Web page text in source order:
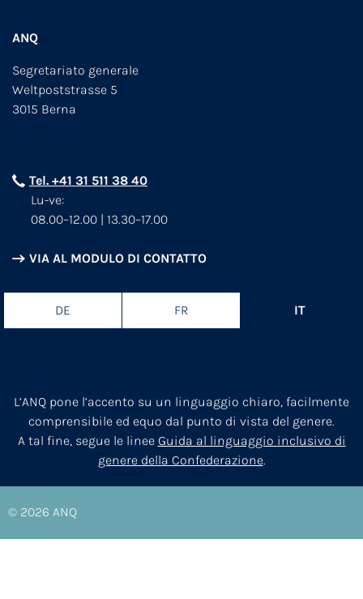
ANQ
Segretariato generale
Weltpoststrasse 5
3015 Berna
Tel. +41 31 511 38 40
Lu-ve:
08.00–12.00 | 13.30–17.00
VIA AL MODULO DI CONTATTO
DE FR IT
L’ANQ pone l’accento su un linguaggio chiaro, facilmente
comprensibile ed equo dal punto di vista del genere.
A tal fine, segue le linee Guida al linguaggio inclusivo di
genere della Confederazione.
© 2026 ANQ